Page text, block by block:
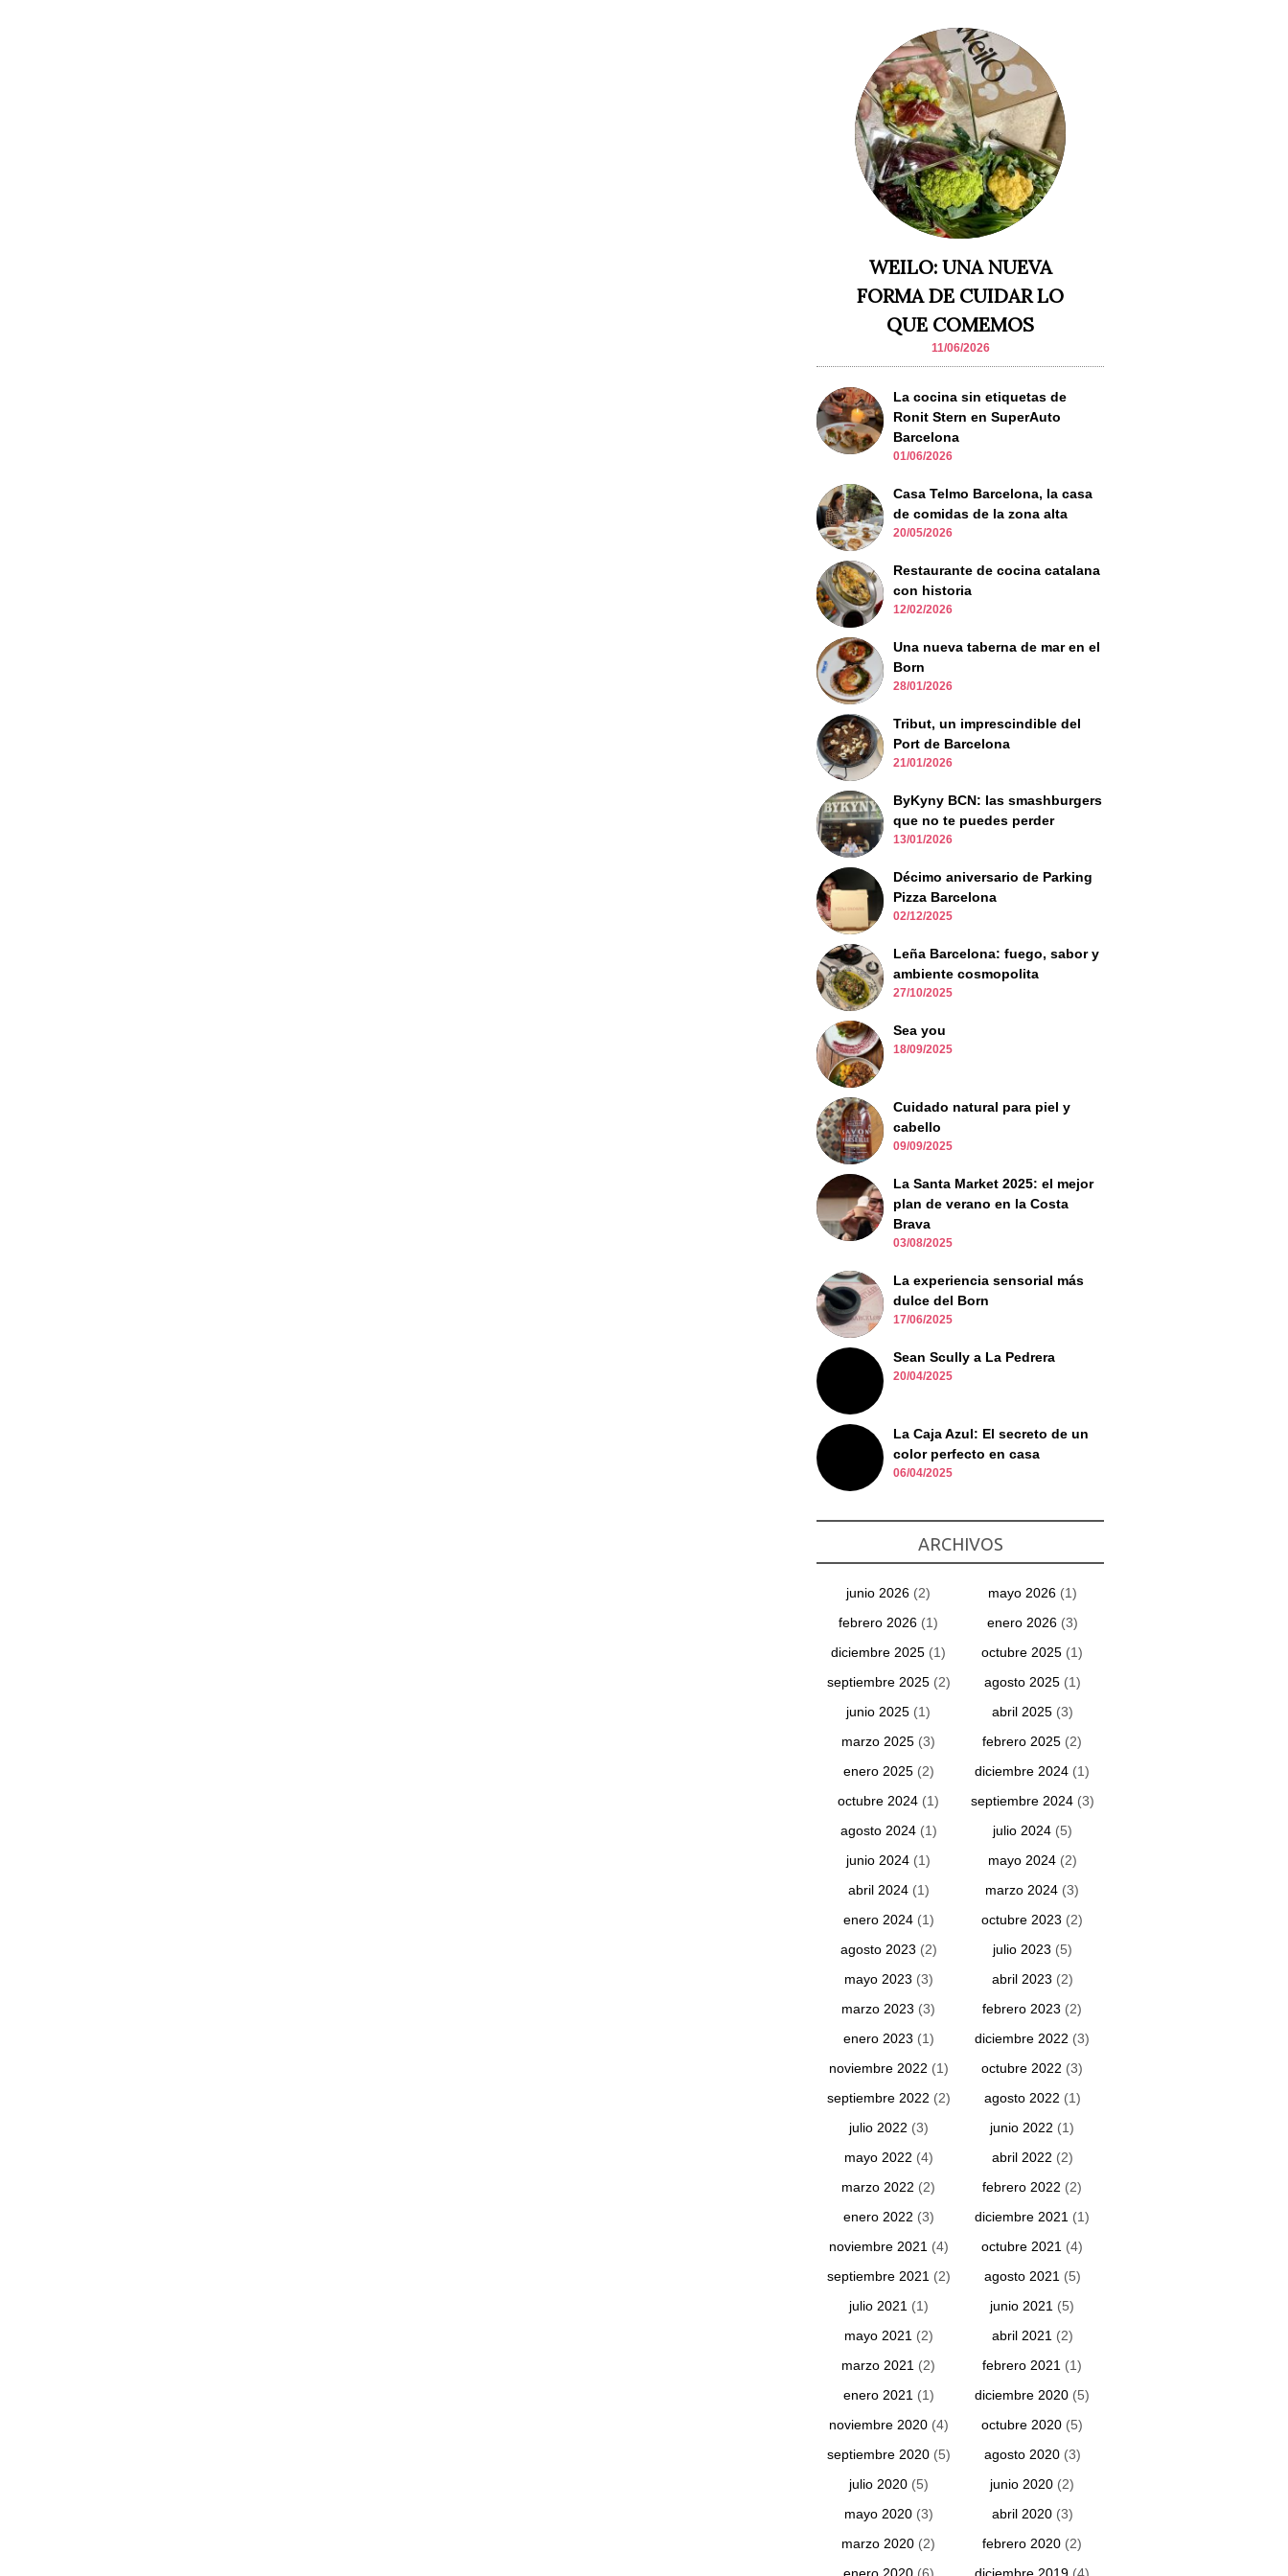
WEILO: UNA NUEVA
FORMA DE CUIDAR LO
QUE COMEMOS
11/06/2026
La cocina sin etiquetas de
Ronit Stern en SuperAuto
Barcelona
01/06/2026
Casa Telmo Barcelona, la casa
de comidas de la zona alta
20/05/2026
Restaurante de cocina catalana
con historia
12/02/2026
Una nueva taberna de mar en el
Born
28/01/2026
Tribut, un imprescindible del
Port de Barcelona
21/01/2026
ByKyny BCN: las smashburgers
que no te puedes perder
13/01/2026
Décimo aniversario de Parking
Pizza Barcelona
02/12/2025
Leña Barcelona: fuego, sabor y
ambiente cosmopolita
27/10/2025
Sea you
18/09/2025
Cuidado natural para piel y
cabello
09/09/2025
La Santa Market 2025: el mejor
plan de verano en la Costa
Brava
03/08/2025
La experiencia sensorial más
dulce del Born
17/06/2025
Sean Scully a La Pedrera
20/04/2025
La Caja Azul: El secreto de un
color perfecto en casa
06/04/2025
ARCHIVOS
junio 2026 (2) mayo 2026(1)
febrero 2026 (1) enero 2026(3)
diciembre 2025 (1) octubre 2025 (1)
septiembre 2025(2) agosto 2025(1)
junio 2025 (1) abril 2025(3)
marzo 2025 (3) febrero 2025 (2)
enero 2025(2) diciembre 2024 (1)
octubre 2024 (1) septiembre 2024(3)
agosto 2024(1) julio 2024(5)
junio 2024 (1) mayo 2024(2)
abril 2024(1) marzo 2024 (3)
enero 2024(1) octubre 2023 (2)
agosto 2023 (2) julio 2023 (5)
mayo 2023 (3) abril 2023 (2)
marzo 2023 (3) febrero 2023 (2)
enero 2023 (1) diciembre 2022 (3)
noviembre 2022 (1) octubre 2022 (3)
septiembre 2022 (2) agosto 2022 (1)
julio 2022 (3) junio 2022 (1)
mayo 2022 (4) abril 2022 (2)
marzo 2022 (2) febrero 2022 (2)
enero 2022 (3) diciembre 2021 (1)
noviembre 2021 (4) octubre 2021 (4)
septiembre 2021 (2) agosto 2021 (5)
julio 2021 (1) junio 2021 (5)
mayo 2021 (2) abril 2021 (2)
marzo 2021 (2) febrero 2021 (1)
enero 2021 (1) diciembre 2020 (5)
noviembre 2020(4) octubre 2020 (5)
septiembre 2020(5) agosto 2020(3)
julio 2020(5) junio 2020 (2)
mayo 2020(3) abril 2020(3)
marzo 2020 (2) febrero 2020 (2)